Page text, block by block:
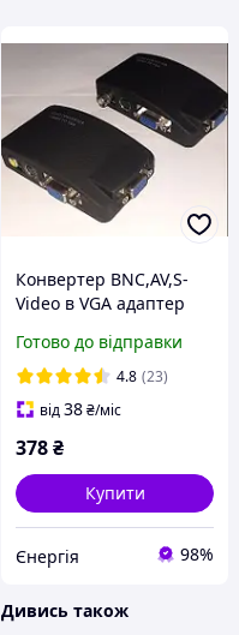
Конвертер BNC,AV,S-
Video в VGA адаптер
BNC, S-Video to VGA
Adapter
Готово до відправки
4.8 (23)
від38₴/міс
378₴
Купити
Єнергія 98%
Дивись також